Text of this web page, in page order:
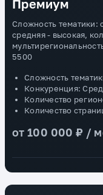
Премиум
Сложность тематики:
средняя - высокая,
5500
Сложность
Конкуренция:
Количество
Количество
от 100 000 ₽ /